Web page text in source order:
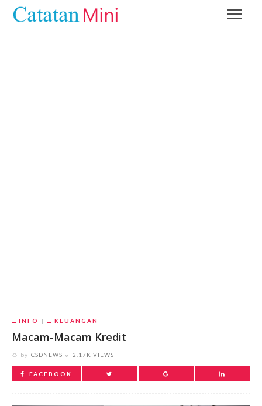
INFO KEUANGAN
Macam-Macam Kredit
by CSDNEWS 2.17K VIEWS
FACEBOOK